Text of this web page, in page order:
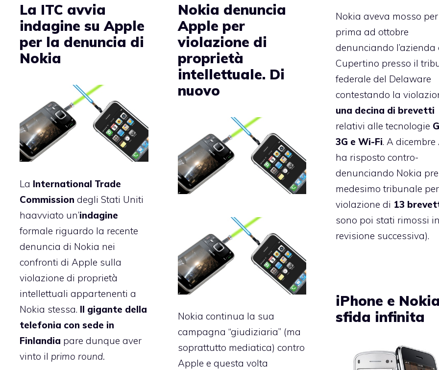
Nokia aveva mosso per
prima ad ottobre
denunciando l’azienda
Cupertino presso il
federale del Delaware
contestando la
una decina di brevetti
relativi alle tecnologie
3G e Wi-Fi. A
ha rispostocontro-
denunciando Nokia
medesimo tribunale
violazione di 13
sono poi stati rimossi
revisione successiva).
La ITC avvia
indagine su Apple
per la denuncia di
Nokia
La International Trade
Commission degli Stati Uniti
haavviato un’indagine
formale riguardo la recente
denuncia di Nokia nei
confronti di Apple sulla
violazione di proprietà
intellettuali appartenenti a
Nokia stessa. Il gigante della
telefonia con sede in
Finlandia pare dunque aver
vinto il primo round.
Nokia denuncia
Apple per
violazione di
proprietà
intellettuale. Di
nuovo
Nokia continua la sua
campagna “giudiziaria” (ma
soprattutto mediatica) contro
Apple e questa volta
iPhone e
sfida infinita